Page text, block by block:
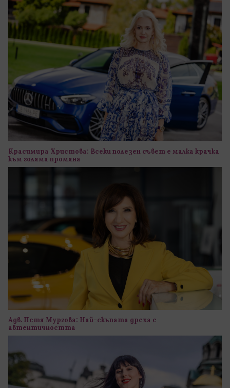
Красимира Христова: Всеки полезен съвет е малка крачка
към голяма промяна
Адв. Петя Мургова: Най-скъпата дреха е
автентичността